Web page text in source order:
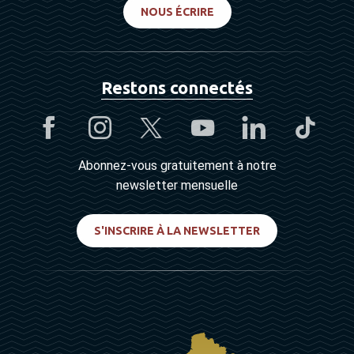
NOUS ÉCRIRE
Restons connectés
Abonnez-vous gratuitement à notre
newsletter mensuelle
S'INSCRIRE À LA NEWSLETTER